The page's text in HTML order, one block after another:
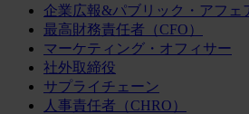
企業広報&パブリック・アフェ
最高財務責任者（CFO）
マーケティング・オフィサー
社外取締役
サプライチェーン
人事責任者（CHRO）